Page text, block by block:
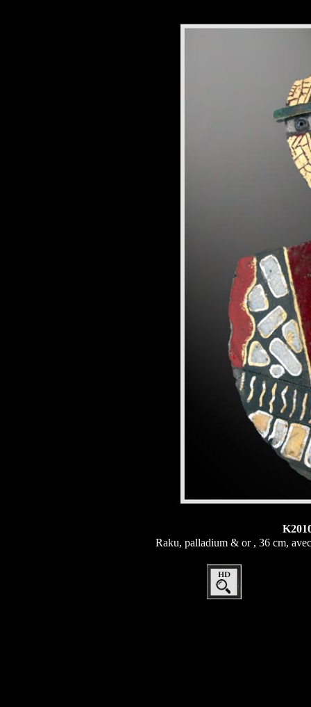
Raku, palladium & or , 36 cm,